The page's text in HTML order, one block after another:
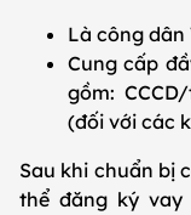
Là công dân
Cung cấp
gồm:
(đối với các
Sau khi chuẩn bị
thể đăng ký